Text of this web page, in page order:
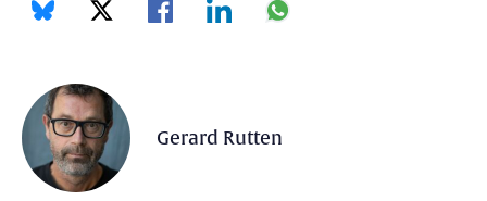
Gerard Rutten